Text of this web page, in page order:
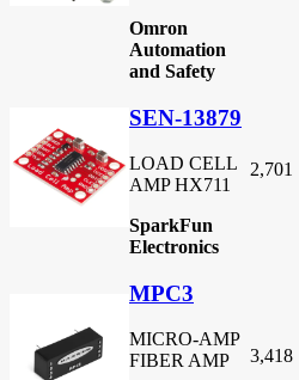
Omron
Automation
and Safety
SEN-13879
LOAD CELL
AMP HX711
SparkFun
Electronics
2,701
MPC3
MICRO-AMP
FIBER AMP
3,418